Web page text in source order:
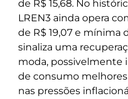
de R$ 15,68. No
LREN3 ainda opera
de R$ 19,07 e mínima
sinaliza uma
moda, possivelmente
de consumo
nas pressões